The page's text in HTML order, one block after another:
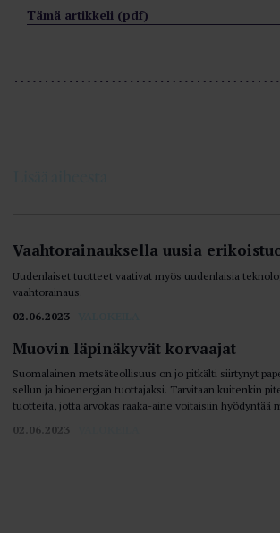
Tämä artikkeli (pdf)
Vaahtorainauksella uusia
Uudenlaiset tuotteet vaativat myös uudenlaisia
vaahtorainaus.
02.06.2023
Muovin läpinäkyvät korvaajat
Suomalainen metsäteollisuus on jo pitkälti siirtynyt
sellun ja bioenergian tuottajaksi. Tarvitaan kuitenkin
tuotteita, jotta arvokas raaka-aine voitaisiin hyödyntää
02.06.2023